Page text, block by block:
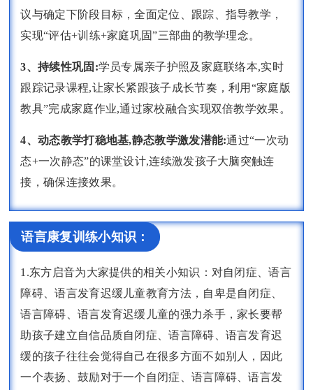
议与确定下阶段目标，全面定位、跟踪、指导教学，
实现“评估+训练+家庭巩固”三部曲的教学理念。
3、持续性巩固:学员专属亲子护照及家庭联络本,实时
跟踪记录课程,让家长紧跟孩子成长节奏，利用“家庭版
教具”完成家庭作业,通过家校融合实现双倍教学效果。
4、动态教学打稳地基,静态教学激发潜能:通过“一次动
态+一次静态”的课堂设计,连续激发孩子大脑突触连
接，确保连接效果。
语言康复训练小知识：
1.东方启音为大家提供的相关小知识：对自闭症、语言
障碍、语言发育迟缓儿童教育方法，自卑是自闭症、
语言障碍、语言发育迟缓儿童的强力杀手，家长要帮
助孩子建立自信品质自闭症、语言障碍、语言发育迟
缓的孩子往往会觉得自己在很多方面不如别人，因此
一个表扬、鼓励对于一个自闭症、语言障碍、语言发